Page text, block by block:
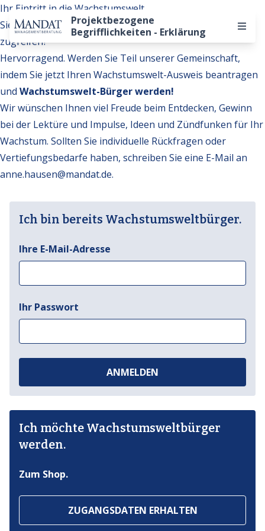
Projektbezogene
Begrifflichkeiten - Erklärung
Ihr Eintritt in die Wachstumswelt
Sie möchten auf weitere Inhalte der Wachstumswelt
zugreifen?
Hervorragend. Werden Sie Teil unserer Gemeinschaft,
indem Sie jetzt Ihren Wachstumswelt-Ausweis beantragen
und Wachstumswelt-Bürger werden!
Wir wünschen Ihnen viel Freude beim Entdecken, Gewinn
bei der Lektüre und Impulse, Ideen und Zündfunken für Ihr
Wachstum. Sollten Sie individuelle Rückfragen oder
Vertiefungsbedarfe haben, schreiben Sie eine E-Mail an
anne.hausen@mandat.de.
Ich bin bereits Wachstumsweltbürger.
Ihre E-Mail-Adresse
Ihr Passwort
ANMELDEN
Ich möchte Wachstumsweltbürger
werden.
Zum Shop.
ZUGANGSDATEN ERHALTEN